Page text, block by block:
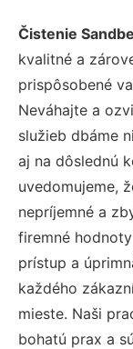
Čistenie
kvalitné a
prispôsobené
Neváhajte a
služieb dbáme
aj na dôslednú
uvedomujeme,
nepríjemné a
firemné
prístup a
každého
mieste. Naši
bohatú prax a